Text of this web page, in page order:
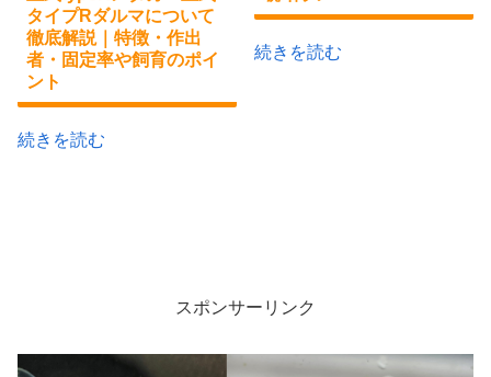
タイプRダルマについて
徹底解説｜特徴・作出
者・固定率や飼育のポイ
ント
続きを読む
続きを読む
スポンサーリンク